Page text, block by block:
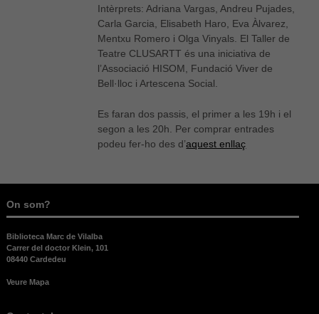
Intèrprets: Adriana Vargas, Andreu Pujades,
Carla Garcia, Elisabeth Haro, Eva Àlvarez,
Mentxu Romero i Olga Vinyals. El Taller de
Teatre CLUSARTT és una iniciativa de
l’Associació HISOM, Fundació Viver de
Bell·lloc i Artescena Social.
Es faran dos passis, el primer a les 19h i el
segon a les 20h. Per comprar entrades
podeu fer-ho des d’aquest enllaç
On som?
Biblioteca Marc de Vilalba
Carrer del doctor Klein, 101
08440 Cardedeu
Veure Mapa
cookies no